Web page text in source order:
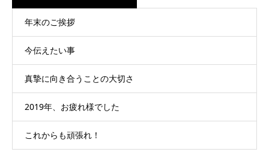
年末のご挨拶
今伝えたい事
真摯に向き合うことの大切さ
2019年、お疲れ様でした
これからも頑張れ！